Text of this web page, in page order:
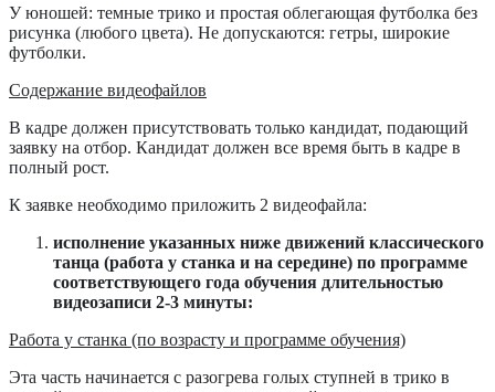
У юношей: темные трико и простая облегающая футболка без
рисунка (любого цвета). Не допускаются: гетры, широкие
футболки.
Содержание видеофайлов
В кадре должен присутствовать только кандидат, подающий
заявку на отбор. Кандидат должен все время быть в кадре в
полный рост.
К заявке необходимо приложить 2 видеофайла:
исполнение указанных ниже движений классического
танца (работа у станка и на середине) по программе
соответствующего года обучения длительностью
видеозаписи 2-3 минуты:
Работа у станка (по возрасту и программе обучения)
Эта часть начинается с разогрева голых ступней в трико в